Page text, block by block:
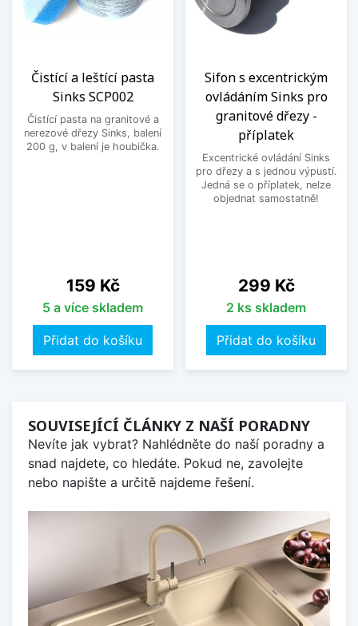
Čistící a leštící pasta
Sinks SCP002
Čistící pasta na granitové a
nerezové dřezy Sinks, balení
200 g, v balení je houbička.
Cena
159 Kč
5 a více skladem
Přidat do košíku
Sifon s excentrickým
ovládáním Sinks pro
granitové dřezy -
příplatek
Excentrické ovládání Sinks
pro dřezy a s jednou výpustí.
Jedná se o příplatek, nelze
objednat samostatně!
Cena
299 Kč
2 ks skladem
Přidat do košíku
SOUVISEJÍCÍ ČLÁNKY Z NAŠÍ PORADNY
Nevíte jak vybrat? Nahlédněte do naší poradny a
snad najdete, co hledáte. Pokud ne, zavolejte
nebo napište a určitě najdeme řešení.